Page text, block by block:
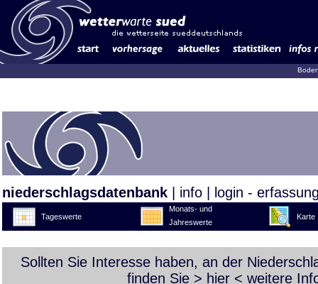
niederschlagsdatenbank info login -
Tageswerte
Monats- und
Jahreswerte
Karte
Sollten Sie Interesse haben, an der
finden Sie > hier < weitere